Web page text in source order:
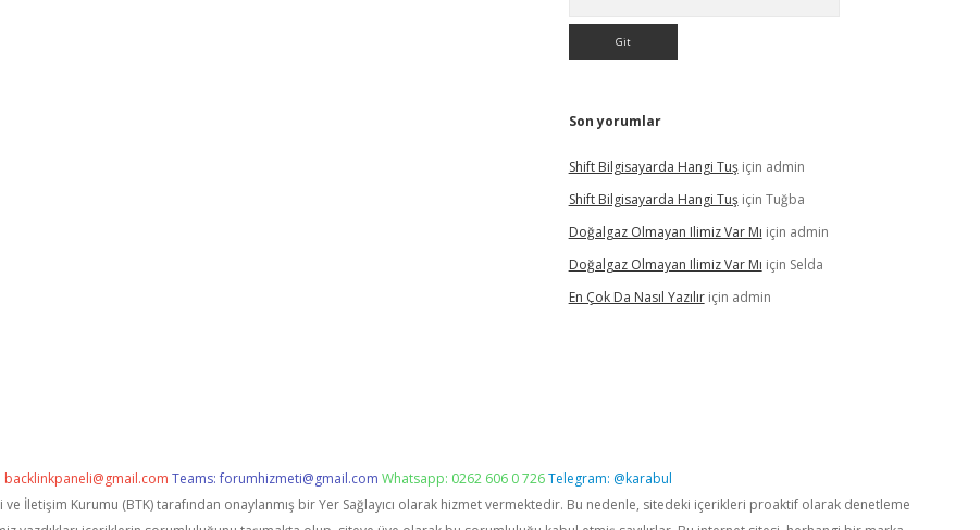
Son yorumlar
Shift Bilgisayarda Hangi Tuşiçin admin
Shift Bilgisayarda Hangi Tuşiçin Tuğba
Doğalgaz Olmayan Ilimiz Var Mı için admin
Doğalgaz Olmayan Ilimiz Var Mı için Selda
En Çok Da Nasıl Yazılıriçin admin
backlinkpaneli@gmail.com Teams:forumhizmeti@gmail.com Whatsapp: 0262 606 0 726Telegram: @karabul
ve İletişim Kurumu (BTK) tarafından onaylanmış bir Yer Sağlayıcı olarak hizmet vermektedir. Bu nedenle, sitedeki içerikleri proaktif olarak denetleme